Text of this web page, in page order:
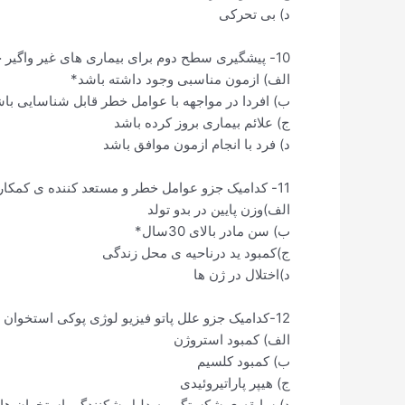
د) بی تحرکی
10- پیشگیری سطح دوم برای بیماری های غیر واگیر چه زمانی عملی است؟
الف) ازمون مناسبی وجود داشته باشد*
ب) افردا در مواجهه با عوامل خطر قابل شناسایی
ج) علائم بیماری بروز کرده باشد
د) فرد با انجام ازمون موافق باشد
11- کدامیک جزو عوامل خطر و مستعد کننده ی کمکاری تیروئید در نوزادان نیست؟
الف)وزن پایین در بدو تولد
ب) سن مادر بالای 30سال*
ج)کمبود ید درناحیه ی محل زندگی
د)اختلال در ژن ها
12-کدامیک جزو علل پاتو فیزیو لوژی پوکی استخوان نیست؟
الف) کمبود استروژن
ب) کمبود کلسیم
ج) هیپر پاراتیروئیدی